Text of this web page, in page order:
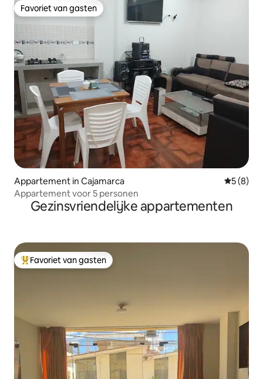
Favoriet van gasten
Favoriet van gasten
Appartement in Cajamarca
5 (8)
Appartement voor 5 personen
Gezinsvriendelijke appartementen
Topfavoriet van gasten
Favoriet van gasten